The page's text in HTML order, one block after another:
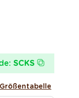
SCKS
Größentabelle